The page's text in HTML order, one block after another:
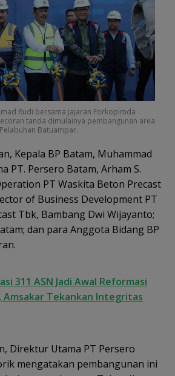
Rudi bersama jajaran Forkopimda
tanda dimulainya pembangunan area
Batuampar.
Kepala BP Batam, Muhammad
PT. Persero Batam, Arham S.
PT Waskita Beton Precast
of Business Development PT
Tbk, Bambang Dwi Wijayanto;
dan para Anggota Bidang BP
311 ASN Jadi Awal Reformasi
Amsakar Tekankan Integritas
Direktur Utama PT Persero
mengatakan pembangunan ini